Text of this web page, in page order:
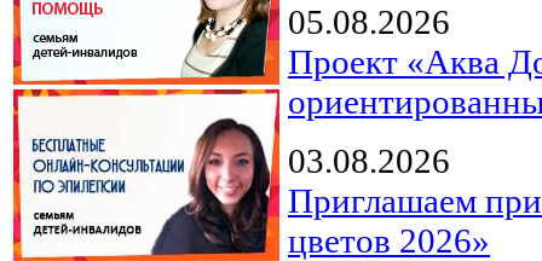
05.08.2026
Проект «Аква
03.08.2026
Приглашаем
цветов 2026»